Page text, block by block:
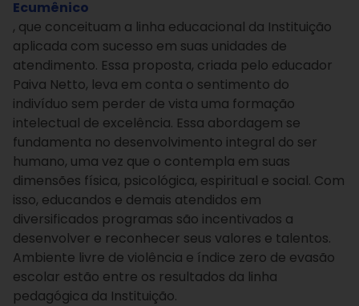
Ecumênico
, que conceituam a linha educacional da Instituição
aplicada com sucesso em suas unidades de
atendimento. Essa proposta, criada pelo educador
Paiva Netto, leva em conta o sentimento do
indivíduo sem perder de vista uma formação
intelectual de excelência. Essa abordagem se
fundamenta no desenvolvimento integral do ser
humano, uma vez que o contempla em suas
dimensões física, psicológica, espiritual e social. Com
isso, educandos e demais atendidos em
diversificados programas são incentivados a
desenvolver e reconhecer seus valores e talentos.
Ambiente livre de violência e índice zero de evasão
escolar estão entre os resultados da linha
pedagógica da Instituição.